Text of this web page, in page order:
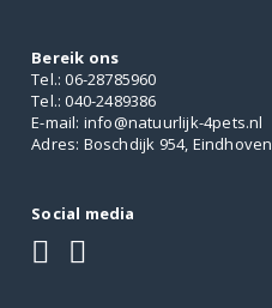
Bereik ons
Tel.: 06-28785960
Tel.: 040-2489386
E-mail: info@natuurlijk-4pets.nl
Adres: Boschdijk 954, Eindhoven
Social media